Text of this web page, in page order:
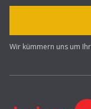
Wir kümmern uns um